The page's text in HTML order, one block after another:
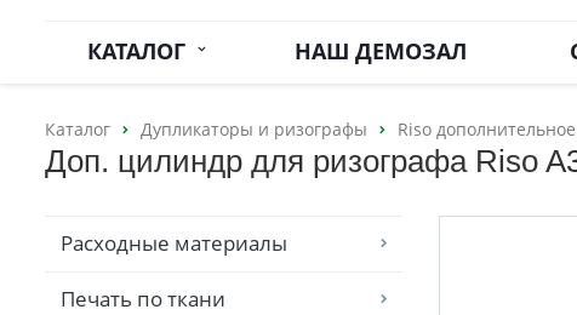
КАТАЛОГ НАШ ДЕМОЗАЛ
Каталог Дупликаторы и ризографы Riso
Доп. цилиндр для ризографа Riso
Расходные материалы
Печать по ткани